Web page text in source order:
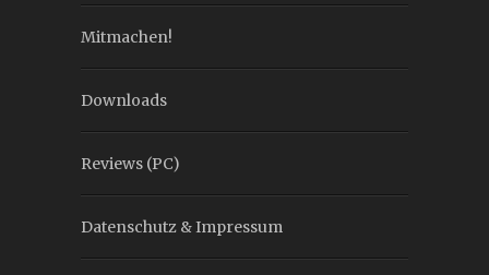
Mitmachen!
Downloads
Reviews (PC)
Datenschutz & Impressum